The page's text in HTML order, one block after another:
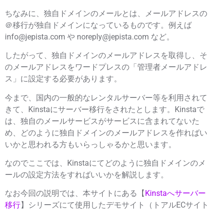
ちなみに、独自ドメインのメールとは、メールアドレスの
＠移行が独自ドメインになっているものです。例えば
info@jepista.com や noreply@jepista.com など。
したがって、独自ドメインのメールアドレスを取得し、そ
のメールアドレスをワードプレスの「管理者メールアドレ
ス」に設定する必要があります。
今まで、国内の一般的なレンタルサーバー等を利用されて
きて、Kinstaにサーバー移行をされたとします。Kinstaで
は、独自のメールサービスがサービスに含まれてないた
め、どのように独自ドメインのメールアドレスを作ればい
いかと思われる方もいらっしゃるかと思います。
なのでここでは、 Kinstaにてどのように独自ドメインのメ
ールの設定方法をすればいいかを解説します。
なお今回の説明では、本サイトにある【 Kinstaへサーバー
移行】シリーズにて使用したデモサイト（トアルECサイト